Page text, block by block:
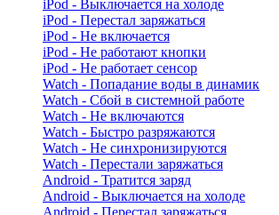
iPod - Выключается на холоде
iPod - Перестал заряжаться
iPod - Не включается
iPod - Не работают кнопки
iPod - Не работает сенсор
Watch - Попадание воды в динамик
Watch - Сбой в системной работе
Watch - Не включаются
Watch - Быстро разряжаются
Watch - Не синхронизируются
Watch - Перестали заряжаться
Android - Тратится заряд
Android - Выключается на холоде
Android - Перестал заряжаться